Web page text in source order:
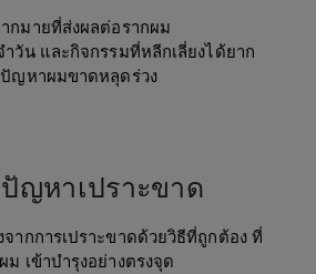
กมายที่ส่งผลต่อรากผม
วัน และกิจกรรมที่หลีกเลี่ยงได้ยาก
ญหาผมขาดหลุดร่วง
ญหาเปราะขาด
ากการเปราะขาดด้วยวิธีที่ถูกต้อง ที่
เข้าบำรุงอย่างตรงจุด